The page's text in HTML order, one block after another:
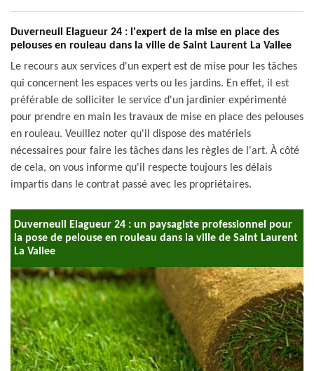
Duverneuil Elagueur 24 : l'expert de la mise en place des
pelouses en rouleau dans la ville de Saint Laurent La Vallee
Le recours aux services d'un expert est de mise pour les tâches
qui concernent les espaces verts ou les jardins. En effet, il est
préférable de solliciter le service d'un jardinier expérimenté
pour prendre en main les travaux de mise en place des pelouses
en rouleau. Veuillez noter qu'il dispose des matériels
nécessaires pour faire les tâches dans les règles de l'art. À côté
de cela, on vous informe qu'il respecte toujours les délais
impartis dans le contrat passé avec les propriétaires.
Duverneuil Elagueur 24 : un paysagiste professionnel pour
la pose de pelouse en rouleau dans la ville de Saint Laurent
La Vallee